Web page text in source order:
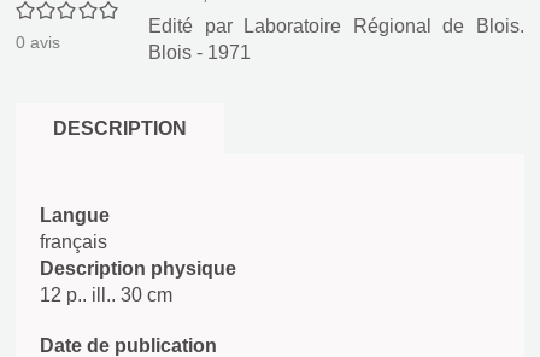
0/5
0 avis
Edité par
Laboratoire Régional de Blois.
Blois - 1971
DESCRIPTION
Langue
français
Description physique
12 p.. ill.. 30 cm
Date de publication